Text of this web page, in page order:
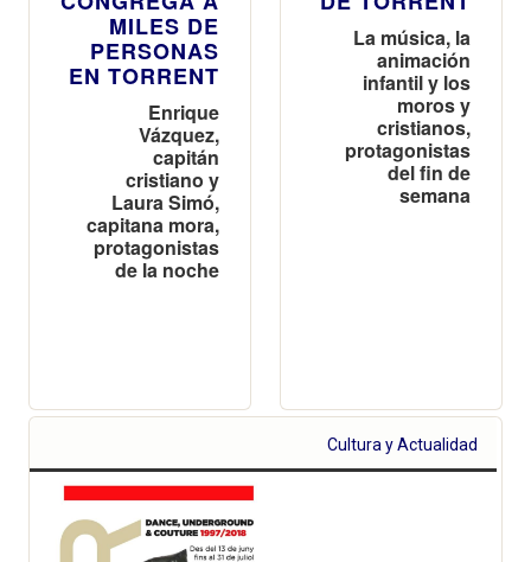
MILES DE
PERSONAS
EN TORRENT
Enrique
Vázquez,
capitán
cristiano y
Laura Simó,
capitana mora,
protagonistas
de la noche
La música, la
animación
infantil y los
moros y
cristianos,
protagonistas
del fin de
semana
Cultura y Actualidad